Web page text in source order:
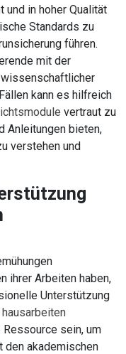
und in hoher Qualität
Standards zu
führen.
mit der
kann es hilfreich
vertraut zu
Anleitungen bieten,
verstehen und
ihrer Arbeiten haben,
Unterstützung
hausarbeiten
sein, um
akademischen